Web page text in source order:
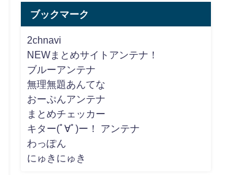
ブックマーク
2chnavi
NEWまとめサイトアンテナ！
ブルーアンテナ
無理無題あんてな
おーぷんアンテナ
まとめチェッカー
キター(ﾟ∀ﾟ)ー！ アンテナ
わっぽん
にゅきにゅき